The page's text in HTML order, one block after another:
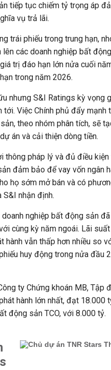
tiếp tục chiếm tỷ trọng áp
vụ trả lãi.
trái phiếu trong trung hạn,
các doanh nghiệp bất
trị đáo hạn lớn nửa cuối
trong năm 2026.
nhưng S&I Ratings kỳ vọng
tới. Việc Chính phủ đẩy
theo nhóm phân tích, sẽ
án và cải thiện dòng tiền.
thông pháp lý và đủ điều
đảm bảo để vay vốn ngân
họ sớm mở bán và có
S&I nhận định.
nghiệp bất động sản
cùng kỳ năm ngoái. Lãi
hành vẫn thấp hơn nhiều so
huy động trong nửa đầu
ty Chứng khoán MB, Tập
hành lớn nhất, đạt 18.000
động sản TCO, với 8.000 tỷ.